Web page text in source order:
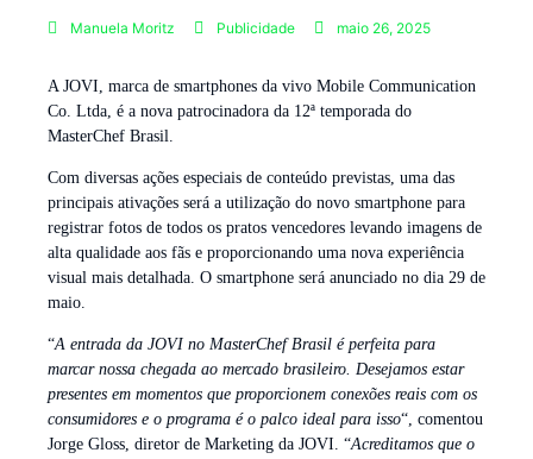
Manuela Moritz Publicidade maio 26, 2025
A JOVI, marca de smartphones da vivo Mobile Communication
Co. Ltda, é a nova patrocinadora da 12ª temporada do
MasterChef Brasil.
Com diversas ações especiais de conteúdo previstas, uma das
principais ativações será a utilização do novo smartphone para
registrar fotos de todos os pratos vencedores levando imagens de
alta qualidade aos fãs e proporcionando uma nova experiência
visual mais detalhada. O smartphone será anunciado no dia 29 de
maio.
“A entrada da JOVI no MasterChef Brasil é perfeita para
marcar nossa chegada ao mercado brasileiro. Desejamos estar
presentes em momentos que proporcionem conexões reais com os
consumidores e o programa é o palco ideal para isso“, comentou
Jorge Gloss, diretor de Marketing da JOVI. “Acreditamos que o